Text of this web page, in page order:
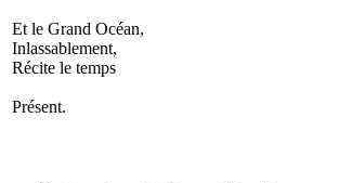
Et le Grand Océan,
Inlassablement,
Récite le temps
Présent.